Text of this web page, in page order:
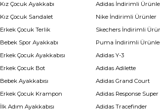
Kız Çocuk Ayakkabı
Kız Çocuk Sandalet
Erkek Çocuk Terlik
Bebek Spor Ayakkabı
Erkek Çocuk Ayakkabısı
Erkek Çocuk Bot
Bebek Ayakkabısı
Erkek Çocuk Krampon
İlk Adım Ayakkabısı
Adidas İndirimli
Nike İndirimli Ürünler
Skechers İndirimli
Puma İndirimli
Adidas Y-3
Adidas Adilette
Adidas Grand Court
Adidas Response Super
Adidas Tracefinder